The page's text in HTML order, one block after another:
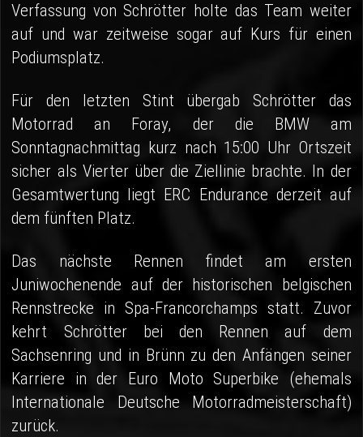
Verfassung von Schrötter holte das Team weiter
auf und war zeitweise sogar auf Kurs für einen
Podiumsplatz.
Für den letzten Stint übergab Schrötter das
Motorrad an Foray, der die BMW am
Sonntagnachmittag kurz nach 15:00 Uhr Ortszeit
sicher als Vierter über die Ziellinie brachte. In der
Gesamtwertung liegt ERC Endurance derzeit auf
dem fünften Platz.
Das nächste Rennen findet am ersten
Juniwochenende auf der historischen belgischen
Rennstrecke in Spa-Francorchamps statt. Zuvor
kehrt Schrötter bei den Rennen auf dem
Sachsenring und in Brünn zu den Anfängen seiner
Karriere in der Euro Moto Superbike (ehemals
Internationale Deutsche Motorradmeisterschaft)
zurück.